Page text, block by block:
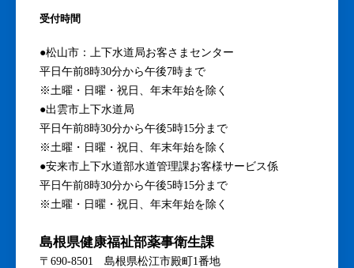
受付時間
●松山市：上下水道局お客さまセンター
平日午前8時30分から午後7時まで
※土曜・日曜・祝日、年末年始を除く
●出雲市上下水道局
平日午前8時30分から午後5時15分まで
※土曜・日曜・祝日、年末年始を除く
●安来市上下水道部水道管理課お客様サービス係
平日午前8時30分から午後5時15分まで
※土曜・日曜・祝日、年末年始を除く
島根県健康福祉部薬事衛生課
〒690-8501 島根県松江市殿町1番地